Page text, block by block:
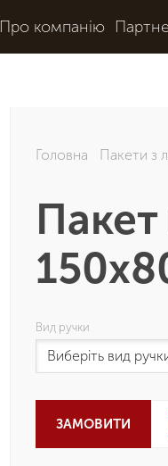
Про компанію
Головна Пакети з
Вид ручки
ЗАМОВИТИ